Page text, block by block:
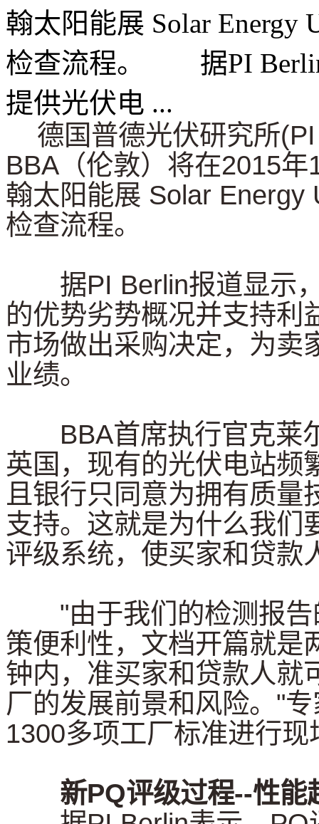
翰太阳能展 Solar
检查流程。 据PI Berlin
提供光伏电 ...
德国普德光伏研究所
BBA（伦敦）将在2015
翰太阳能展 Solar Energy
检查流程。
据PI Berlin报道显示，
的优势劣势概况并支持利
市场做出采购决定，为卖
业绩。
BBA首席执行官克莱尔
英国，现有的光伏电站频
且银行只同意为拥有质
支持。这就是为什么我们
评级系统，使买家和贷款
"由于我们的检测报告
策便利性，文档开篇就是
钟内，准买家和贷款人就
厂的发展前景和风险。"
1300多项工厂标准进行
新PQ评级过程--性能